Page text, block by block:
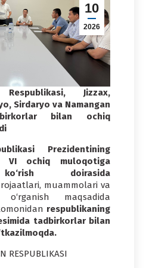
10
2026
Respublikasi, Jizzax,
Sirdaryo va Namangan
bilan ochiq
Prezidentining
VI ochiq muloqotiga
doirasida
muammolari va
maqsadida
respublikaning
tadbirkorlar bilan
RESPUBLIKASI